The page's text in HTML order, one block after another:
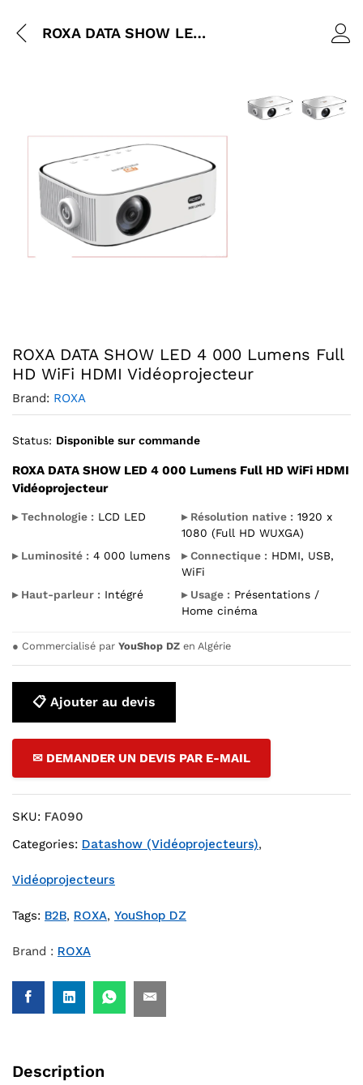
ROXA DATA SHOW LED 4 000 Lumens Full HD WiFi HDMI Vidéoprojecteur
ROXA DATA SHOW LED 4 000 Lumens Full
HD WiFi HDMI Vidéoprojecteur
Brand: ROXA
Status: Disponible sur commande
ROXA DATA SHOW LED 4 000 Lumens Full HD WiFi HDMI
Vidéoprojecteur
▸ Technologie : LCD LED ▸ Résolution native : 1920 x
1080 (Full HD WUXGA)
▸ Luminosité : 4 000 lumens ▸ Connectique : HDMI, USB,
WiFi
▸ Haut-parleur : Intégré ▸ Usage : Présentations /
Home cinéma
● Commercialisé par YouShop DZ en Algérie
📋 Ajouter au devis
✉ DEMANDER UN DEVIS PAR E-MAIL
SKU: FA090
Categories: Datashow (Vidéoprojecteurs),
Vidéoprojecteurs
Tags: B2B, ROXA, YouShop DZ
Brand : ROXA
Description